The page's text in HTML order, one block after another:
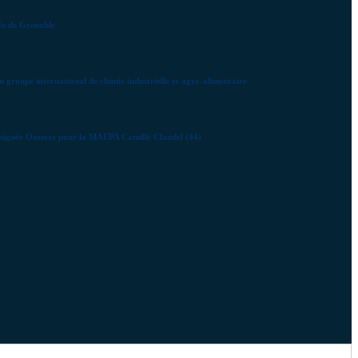
de Grenoble
groupe international de chimie industrielle et agro-alimentaire
Osmoze pour la MAEPA Camille Claudel (44)